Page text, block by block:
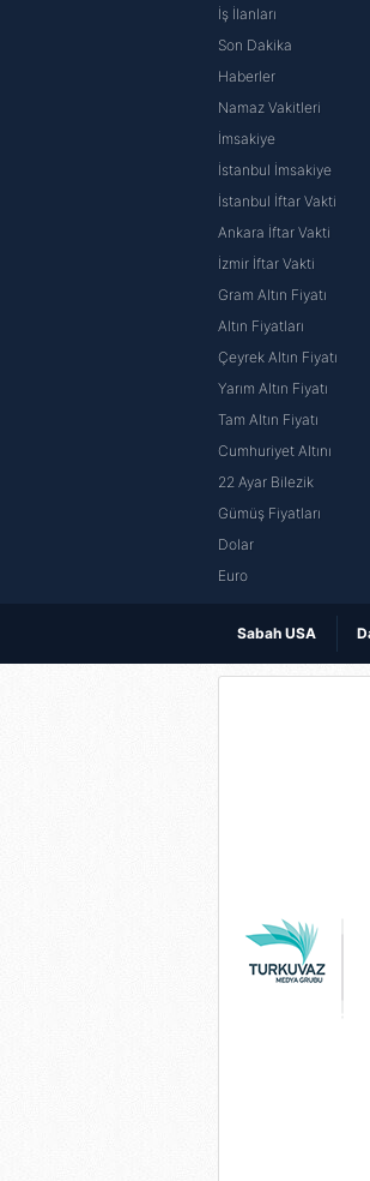
İş İlanları
Son Dakika
Haberler
Namaz Vakitleri
İmsakiye
İstanbul İmsakiye
İstanbul İftar Vakti
Ankara İftar Vakti
İzmir İftar Vakti
Gram Altın Fiyatı
Altın Fiyatları
Çeyrek Altın Fiyatı
Yarım Altın Fiyatı
Tam Altın Fiyatı
Cumhuriyet Altını
22 Ayar Bilezik
Gümüş Fiyatları
Dolar
Euro
Sabah USA